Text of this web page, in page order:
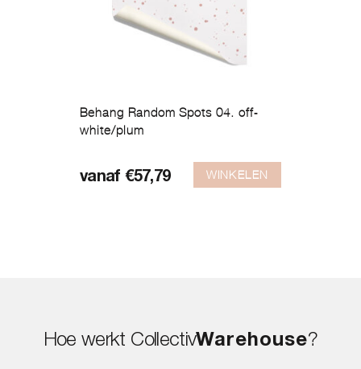
Behang Random Spots 04. off-
white/plum
vanaf€57,79 WINKELEN
product
heeft
productpagina
Hoe werkt CollectivWarehouse?